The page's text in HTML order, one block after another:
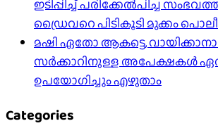
ഇടിപ്പിച്ച് പരിക്കേൽപിച്ച
ഡ്രൈവറെ പിടികൂടി മുക്കം
മഷി ഏതോ ആകട്ടെ,
സർക്കാറിനുള്ള അപേക്ഷകൾ
ഉപയോഗിച്ചും എഴുതാം
Categories